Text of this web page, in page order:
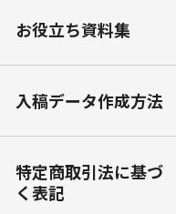
お役⽴ち資料集
⼊稿データ作成⽅法
特定商取引法に基づ
く表記